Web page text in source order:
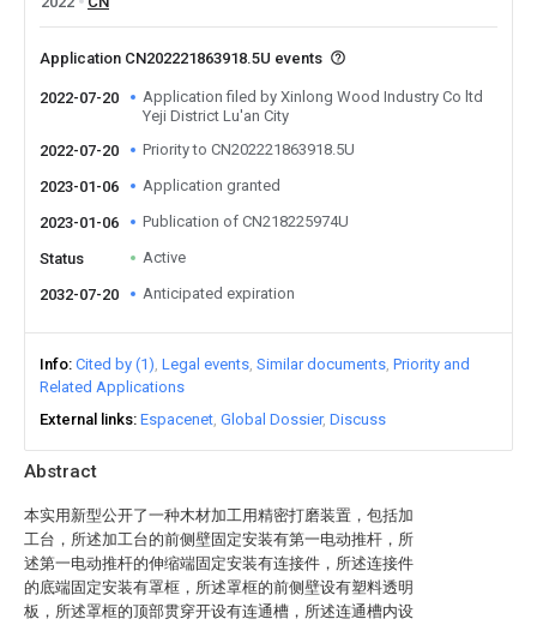
Abstract
本实用新型公开了一种木材加工用精密打磨装置，包括加
工台，所述加工台的前侧壁固定安装有第一电动推杆，所
述第一电动推杆的伸缩端固定安装有连接件，所述连接件
的底端固定安装有罩框，所述罩框的前侧壁设有塑料透明
板，所述罩框的顶部贯穿开设有连通槽，所述连通槽内设
Application CN202221863918.5U events
2022-07-20
Application filed by Xinlong Wood Industry Co ltd
Yeji District Lu'an City
2022-07-20
Priority to CN202221863918.5U
2023-01-06 Application granted
2023-01-06 Publication of CN218225974U
Status Active
2032-07-20 Anticipated expiration
Info Cited by (1) Legal events Similar documents Priority and
Related Applications
External links Espacenet Global Dossier Discuss